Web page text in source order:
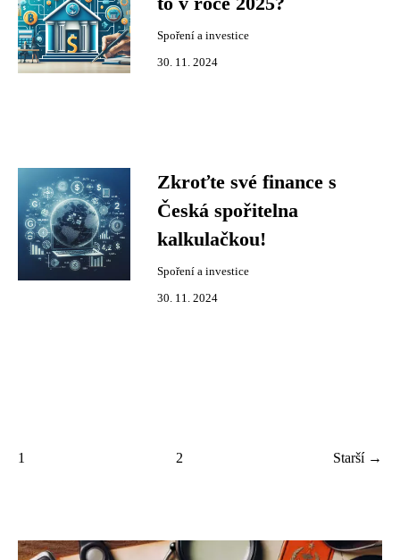
Spoření a investice
30. 11. 2024
Zkroťte své finance s
Česká spořitelna
kalkulačkou!
Spoření a investice
30. 11. 2024
1 2 Starší →